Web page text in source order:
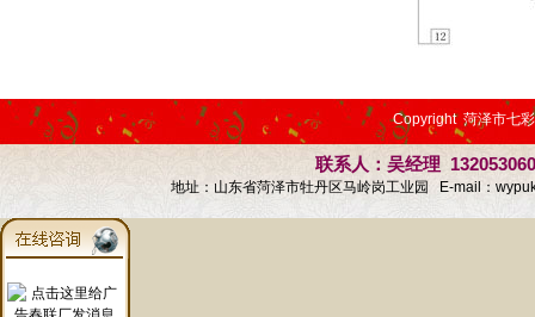
Copyright 菏泽市七
联系人：吴经理
地址：山东省菏泽市牡丹区马岭岗工业园 E-mail：